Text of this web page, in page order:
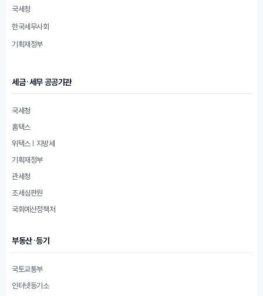
국세청
한국세무사회
기획재정부
세금·세무 공공기관
국세청
홈택스
위택스 | 지방세
기획재정부
관세청
조세심판원
국회예산정책처
부동산·등기
국토교통부
인터넷등기소